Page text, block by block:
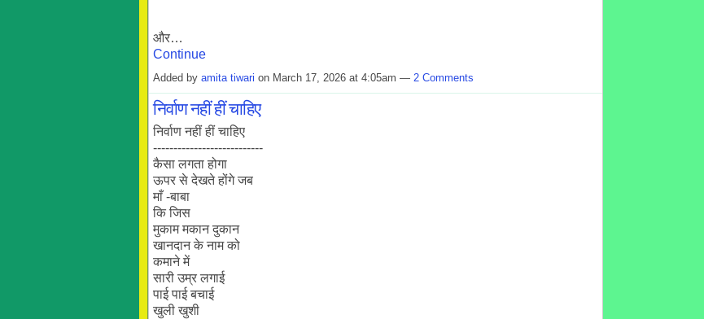
और…
Continue
Added by amita tiwari on March 17, 2026 at 4:05am — 2 Comments
निर्वाण नहीं हीं चाहिए
निर्वाण नहीं हीं चाहिए
---------------------------
कैसा लगता होगा
ऊपर से देखते होंगे जब
माँ -बाबा
कि जिस
मुकाम मकान दुकान
खानदान के नाम को
कमाने में
सारी उम्र लगाई
पाई पाई बचाई
खुली खुशी